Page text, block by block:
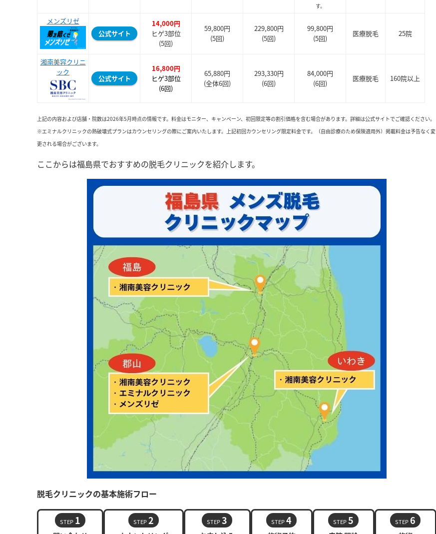
す。
メンズリゼ
公式サイト
14,000円
ヒゲ3部位
(5回)
59,800円
(5回)
229,800円
(5回)
99,800円
(5回)
医療脱毛 25院
湘南美容クリニ
ック
公式サイト
16,800円
ヒゲ3部位
(6回)
65,880円
(全体6回)
293,330円
(6回)
84,000円
(6回)
医療脱毛 160院以上
上記の内容および店舗・院数は2026年5月時点の情報です。料金はモニター、キャンペーン、初回限定等の割引価格を含む場合があります。詳細は公式サイトでご確認ください。
※エミナルクリニックの熱破壊式プランはカウンセリングの際にご案内いたします。上記初回カウンセリング限定料金です。（自由診療のため保険適用外）掲載料金は予告なく変
更される場合がございます。
ここからは福島県でおすすめの脱毛クリニックを紹介します。
脱毛クリニックの基本施術フロー
STEP 1 STEP 2 STEP 3 STEP4 STEP 5 STEP 6